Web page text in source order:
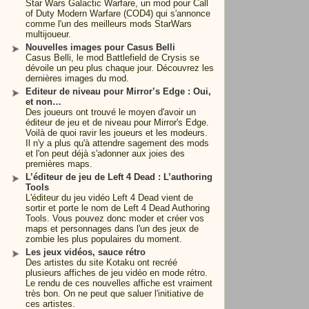
Star Wars Galactic Warfare, un mod pour Call
of Duty Modern Warfare (COD4) qui s'annonce
comme l'un des meilleurs mods StarWars
multijoueur.
Nouvelles images pour Casus Belli
Casus Belli, le mod Battlefield de Crysis se
dévoile un peu plus chaque jour. Découvrez les
dernières images du mod.
Editeur de niveau pour Mirror’s Edge : Oui,
et non…
Des joueurs ont trouvé le moyen d'avoir un
éditeur de jeu et de niveau pour Mirror's Edge.
Voilà de quoi ravir les joueurs et les modeurs.
Il n'y a plus qu'à attendre sagement des mods
et l'on peut déjà s'adonner aux joies des
premières maps.
L’éditeur de jeu de Left 4 Dead : L’authoring
Tools
L'éditeur du jeu vidéo Left 4 Dead vient de
sortir et porte le nom de Left 4 Dead Authoring
Tools. Vous pouvez donc moder et créer vos
maps et personnages dans l'un des jeux de
zombie les plus populaires du moment.
Les jeux vidéos, sauce rétro
Des artistes du site Kotaku ont recréé
plusieurs affiches de jeu vidéo en mode rétro.
Le rendu de ces nouvelles affiche est vraiment
très bon. On ne peut que saluer l'initiative de
ces artistes.